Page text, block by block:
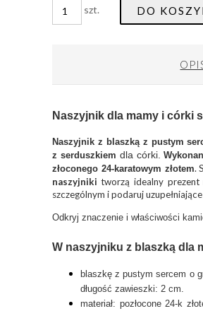
szt. DO
Naszyjnik dla mamy i córki
Naszyjnik z blaszką z pustym
z serduszkiem dla córki.
złoconego 24-karatowym złotem.
naszyjniki tworzą idealny prezent
szczególnym i podaruj
Odkryj znaczenie i właściwości
W naszyjniku z blaszką dla
blaszkę z pustym sercem o
długość zawieszki: 2 cm.
materiał: pozłocone 24-k